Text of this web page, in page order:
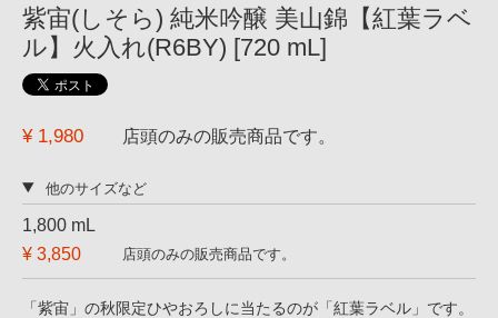
紫宙(しそら) 純米吟醸 美山錦【紅葉ラベ
ル】火入れ(R6BY) [720 mL]
¥ 1,980 店頭のみの販売商品です。
他のサイズなど
1,800 mL
¥ 3,850
店頭のみの販売商品です。
「紫宙」の秋限定ひやおろしに当たるのが「紅葉ラベル」です。